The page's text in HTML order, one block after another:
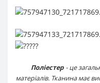
Поліестер - це
матеріалів. Тканина має